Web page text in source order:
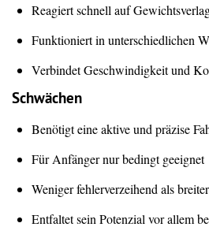
Reagiert schnell auf
Funktioniert in unterschiedlichen
Verbindet Geschwindigkeit und
Schwächen
Benötigt eine aktive und präzise
Für Anfänger nur bedingt geeignet
Weniger fehlerverzeihend als
Entfaltet sein Potenzial vor allem